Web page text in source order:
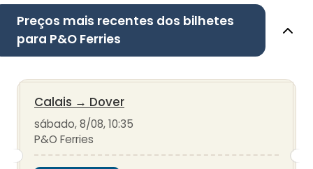
Preços mais recentes dos bilhetes
para P&O Ferries
Calais → Dover
sábado, 8/08, 10:35
P&O Ferries